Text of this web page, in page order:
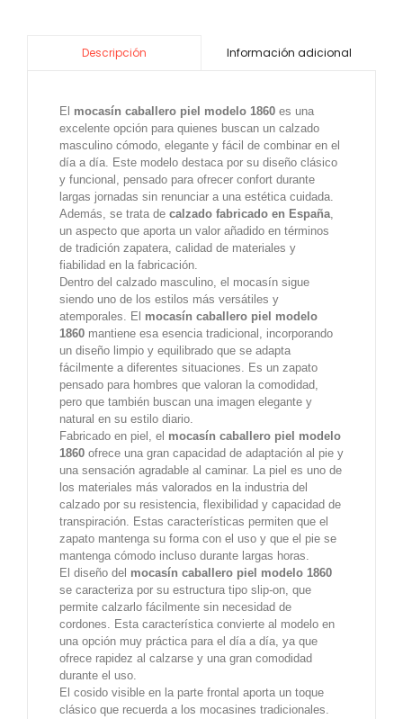
Descripción Información adicional
El mocasín caballero piel modelo 1860 es una
excelente opción para quienes buscan un calzado
masculino cómodo, elegante y fácil de combinar en el
día a día. Este modelo destaca por su diseño clásico
y funcional, pensado para ofrecer confort durante
largas jornadas sin renunciar a una estética cuidada.
Además, se trata de calzado fabricado en España,
un aspecto que aporta un valor añadido en términos
de tradición zapatera, calidad de materiales y
fiabilidad en la fabricación.
Dentro del calzado masculino, el mocasín sigue
siendo uno de los estilos más versátiles y
atemporales. El mocasín caballero piel modelo
1860 mantiene esa esencia tradicional, incorporando
un diseño limpio y equilibrado que se adapta
fácilmente a diferentes situaciones. Es un zapato
pensado para hombres que valoran la comodidad,
pero que también buscan una imagen elegante y
natural en su estilo diario.
Fabricado en piel, el mocasín caballero piel modelo
1860 ofrece una gran capacidad de adaptación al pie y
una sensación agradable al caminar. La piel es uno de
los materiales más valorados en la industria del
calzado por su resistencia, flexibilidad y capacidad de
transpiración. Estas características permiten que el
zapato mantenga su forma con el uso y que el pie se
mantenga cómodo incluso durante largas horas.
El diseño del mocasín caballero piel modelo 1860
se caracteriza por su estructura tipo slip-on, que
permite calzarlo fácilmente sin necesidad de
cordones. Esta característica convierte al modelo en
una opción muy práctica para el día a día, ya que
ofrece rapidez al calzarse y una gran comodidad
durante el uso.
El cosido visible en la parte frontal aporta un toque
clásico que recuerda a los mocasines tradicionales.